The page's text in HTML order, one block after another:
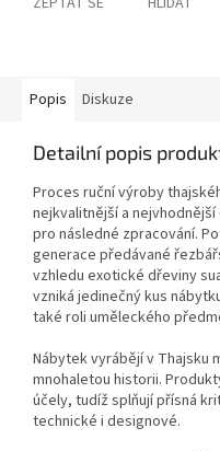
Popis Diskuze
Detailní popis
Proces ruční výroby
nejkvalitnější a
pro následné zpracování.
generace předávané
vzhledu exotické dřeviny
vzniká jedinečný kus
také roli uměleckého
Nábytek vyrábějí v Thajsku
mnohaletou historii.
účely, tudíž splňují přísná
technické i designové.